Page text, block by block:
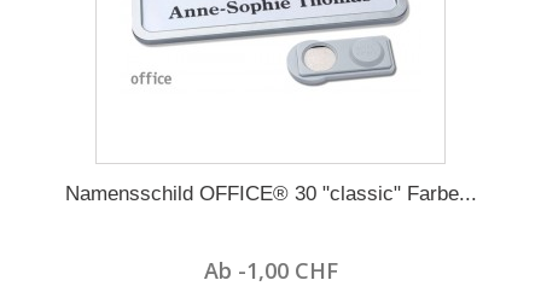
Namensschild OFFICE® 30 "classic" Farbe...
Ab -1,00 CHF